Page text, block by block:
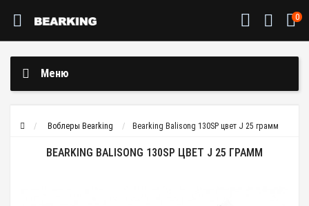
0
Меню
Воблеры Bearking Bearking Balisong 130SP цвет J 25 грамм
BEARKING BALISONG 130SP ЦВЕТ J 25 ГРАММ